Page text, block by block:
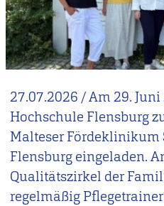
27.07.2026 /Am 29. Juni
Hochschule Flensburg
Malteser Fördeklinikum
Flensburg eingeladen.
Qualitätszirkel der
regelmäßig